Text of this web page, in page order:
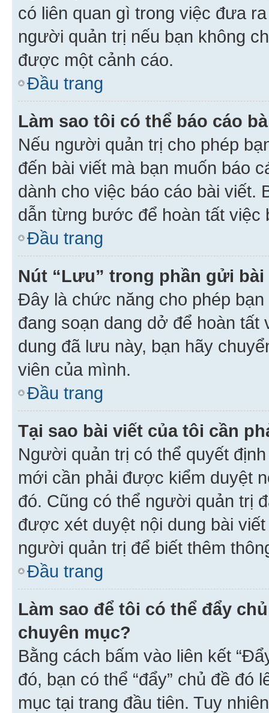
có liên quan gì trong việc đưa
người quản trị nếu bạn không
được một cảnh cáo.
Đầu trang
Làm sao tôi có thể báo cáo
Nếu người quản trị cho phép
đến bài viết mà bạn muốn báo
dành cho việc báo cáo bài viết.
dẫn từng bước để hoàn tất việc
Đầu trang
Nút “Lưu” trong phần gửi
Đây là chức năng cho phép
đang soạn dang dở để hoàn
dung đã lưu này, bạn hãy
viên của mình.
Đầu trang
Tại sao bài viết của tôi cần
Người quản trị có thể quyết
mới cần phải được kiểm duyệt
đó. Cũng có thể người quản trị
được xét duyệt nội dung bài
người quản trị để biết thêm
Đầu trang
Làm sao để tôi có thể đẩy
chuyên mục?
Bằng cách bấm vào liên kết
đó, bạn có thể “đẩy” chủ đề đó
mục tại trang đầu tiên. Tuy